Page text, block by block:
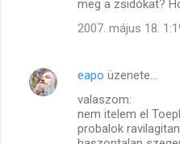
z
é
meg a zsidókat?
2007. május 18.
eapo üzenete…
valaszom:
nem itelem el
probalok